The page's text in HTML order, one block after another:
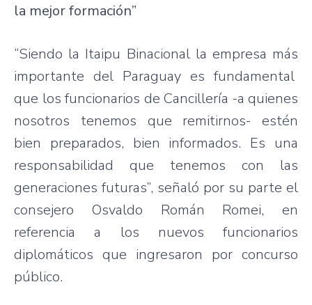
la mejor formación”
“Siendo la Itaipu Binacional la empresa más
importante del Paraguay es fundamental
que los funcionarios de Cancillería -a quienes
nosotros tenemos que remitirnos- estén
bien preparados, bien informados. Es una
responsabilidad que tenemos con las
generaciones futuras”, señaló por su parte el
consejero Osvaldo Román Romei, en
referencia a los nuevos funcionarios
diplomáticos que ingresaron por concurso
público.